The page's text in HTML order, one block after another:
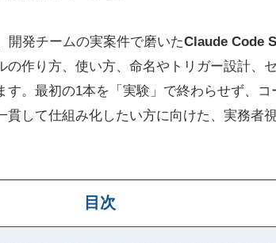
開発チームの実案件で磨いたClaude Code
の作り方、使い方、命名やトリガー設計、
す。最初の1本を「実験」で終わらせず、
して仕組み化したい方に向けた、実務者
目次